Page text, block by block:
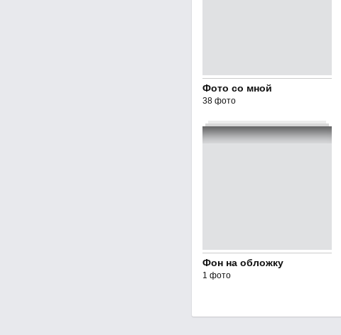
Фото со мной
38 фото
Фон на обложку
1 фото